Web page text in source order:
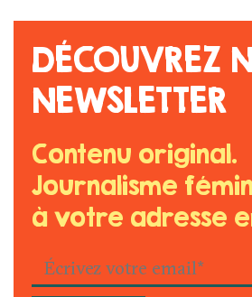
DÉCOUVREZ
NEWSLETTER
Contenu original.
Journalisme
à votre adresse